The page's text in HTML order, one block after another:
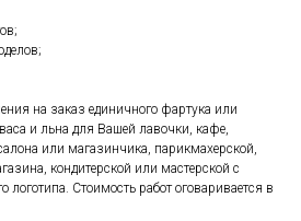
на заказ единичного фартука или
и льна для Вашей лавочки, кафе,
или магазинчика, парикмахерской,
кондитерской или мастерской с
Стоимость работ оговаривается в